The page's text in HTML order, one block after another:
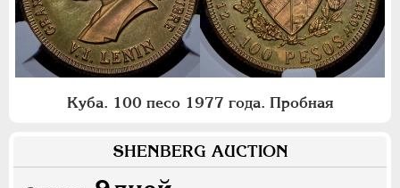
Куба. 100 песо 1977 года. Пробная
SHENBERG AUCTION